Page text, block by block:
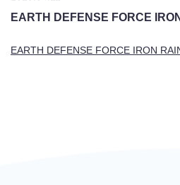
CGライブ・XRメタバース制作
EARTH DEFENSE FORCE
EARTH DEFENSE FORCE IRON